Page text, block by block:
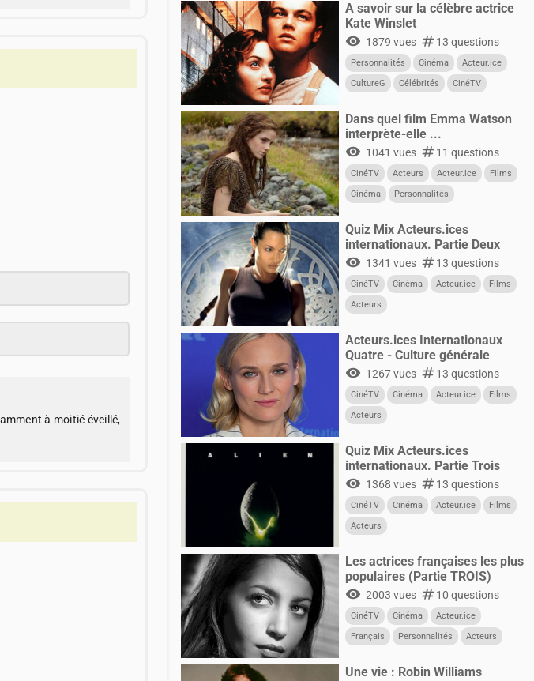
à moitié éveillé,
A savoir sur la célèbre actrice
Kate Winslet
visibility 1879 vues numbers13 questions
Personnalités Cinéma
Acteur.ice
CultureG
Célébrités
CinéTV
Dans quel film Emma Watson
interprète-elle ...
visibility 1041 vues numbers11 questions
CinéTV Acteurs Acteur.ice
Films
Cinéma
Personnalités
Quiz Mix Acteurs.ices
internationaux. Partie Deux
visibility 1341 vues numbers13 questions
CinéTV Cinéma Acteur.ice
Films
Acteurs
Acteurs.ices Internationaux
Quatre - Culture générale
visibility 1267 vues numbers13 questions
CinéTV Cinéma Acteur.ice
Films
Acteurs
Quiz Mix Acteurs.ices
internationaux. Partie Trois
visibility 1368 vues numbers13 questions
CinéTV Cinéma Acteur.ice
Films
Acteurs
Les actrices françaises les plus
populaires (Partie TROIS)
visibility 2003 vues numbers10 questions
CinéTV Cinéma
Acteur.ice
Français
Personnalités
Acteurs
Une vie : Robin Williams